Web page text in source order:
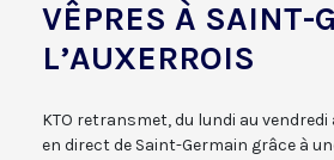
VÊPRES À SAINT-
L’AUXERROIS
KTO retransmet, du lundi au vendredi
en direct de Saint-Germain grâce à